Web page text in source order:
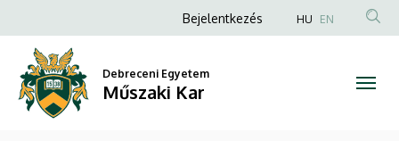
menedzser
mesterképzési
szak
a
tartalomra
Anonim
fiók
menüje
Bejelentkezés HU EN
Debreceni Egyetem
Műszaki Kar